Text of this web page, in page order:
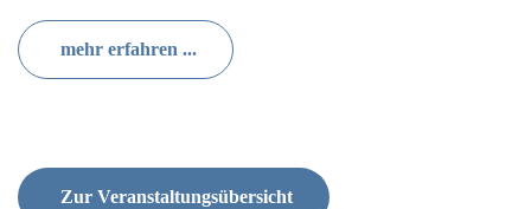
mehr erfahren ...
Zur Veranstaltungsübersicht